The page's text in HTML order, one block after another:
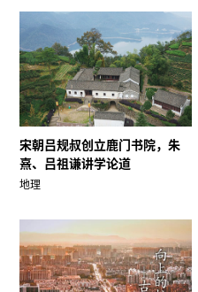
宋朝吕规叔创立鹿门书院，朱
熹、吕祖谦讲学论道
地理